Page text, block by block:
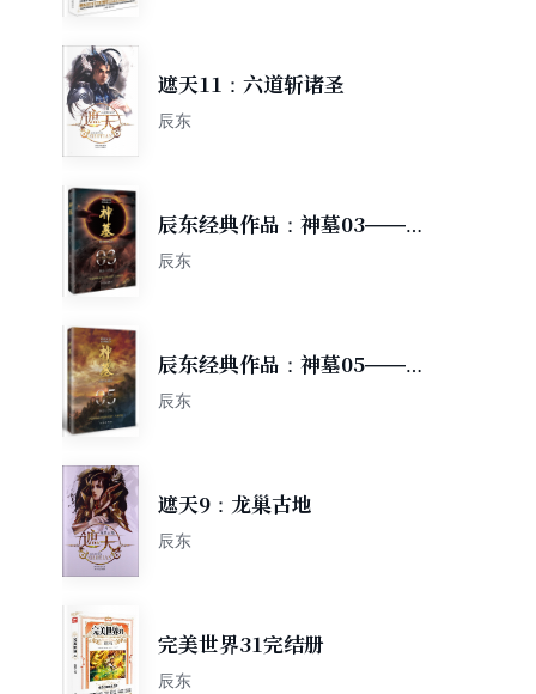
遮天11：六道斩诸圣
辰东
辰东经典作品：神墓03——地
狱无门（精修典藏版，回馈辰
辰东
辰东经典作品：神墓05——血
染青天（精修典藏版，回馈辰
辰东
遮天9：龙巢古地
辰东
完美世界31完结册
辰东